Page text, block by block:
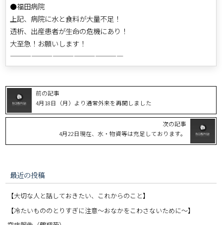
⚫福田病院
上記、病院に水と食料が大量不足！
透析、出産患者が生命の危機にあり！
大至急！お願いします！
————————————————
前の記事
4月18日（月）より通常外来を再開しました
次の記事
4月22日現在、水・物資等は充足しております。
最近の投稿
【大切な人と話しておきたい、これからのこと】
【冷たいもののとりすぎに注意〜おなかをこわさないために〜】